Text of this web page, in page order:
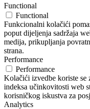
Functional
Functional
Funkcionalni kolačići
poput dijeljenja sadržaja
medija, prikupljanja
strana.
Performance
Performance
Kolačići izvedbe koriste se
indeksa učinkovitosti web
korisničkog iskustva za
Analytics